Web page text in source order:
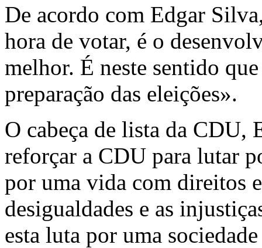
De acordo com Edgar
hora de votar, é o
me­lhor. É neste sentido
pre­pa­ração das elei­ções».
O cabeça de lista da
reforçar a CDU para lutar
por uma vida com direitos
desigualdades e as
esta luta por uma